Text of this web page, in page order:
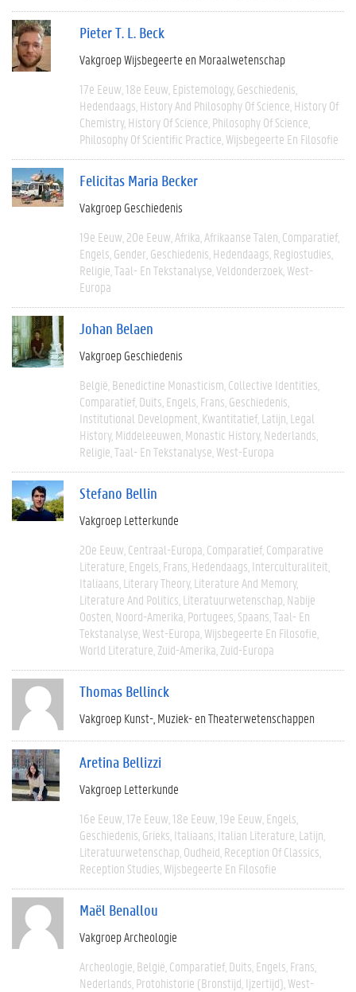
Pieter T. L. Beck
Vakgroep Wijsbegeerte en Moraalwetenschap
17e Eeuw 18e Eeuw Epistemology Geschiedenis
Hedendaags History And Philosophy Of Science History Of
Chemistry History Of Science Philosophy Of Science
Philosophy Of Scientific Practice Wijsbegeerte En Filosofie
Felicitas Maria Becker
Vakgroep Geschiedenis
19e Eeuw 20e Eeuw Afrika Afrikaanse Talen Comparatief
Engels Gender Geschiedenis Hedendaags Regiostudies
Religie Taal- En Tekstanalyse Veldonderzoek West-
Europa
Johan Belaen
Vakgroep Geschiedenis
België Benedictine Monasticism Collective Identities
Comparatief Duits Engels Frans Geschiedenis
Institutional Development Kwantitatief Latijn Legal
History Middeleeuwen Monastic History Nederlands
Religie Taal- En Tekstanalyse West-Europa
Stefano Bellin
Vakgroep Letterkunde
20e Eeuw Centraal-Europa Comparatief Comparative
Literature Engels Frans Hedendaags Interculturaliteit
Italiaans Literary Theory Literature And Memory
Literature And Politics Literatuurwetenschap Nabije
Oosten Noord-Amerika Portugees Spaans Taal- En
Tekstanalyse West-Europa Wijsbegeerte En Filosofie
World Literature Zuid-Amerika Zuid-Europa
Thomas Bellinck
Vakgroep Kunst-, Muziek- en Theaterwetenschappen
Aretina Bellizzi
Vakgroep Letterkunde
16e Eeuw 17e Eeuw 18e Eeuw 19e Eeuw Engels
Geschiedenis Grieks Italiaans Italian Literature Latijn
Literatuurwetenschap Oudheid Reception Of Classics
Reception Studies Wijsbegeerte En Filosofie
Maël Benallou
Vakgroep Archeologie
Archeologie België Comparatief Duits Engels Frans
Nederlands Protohistorie (bronstijd, Ijzertijd) West-